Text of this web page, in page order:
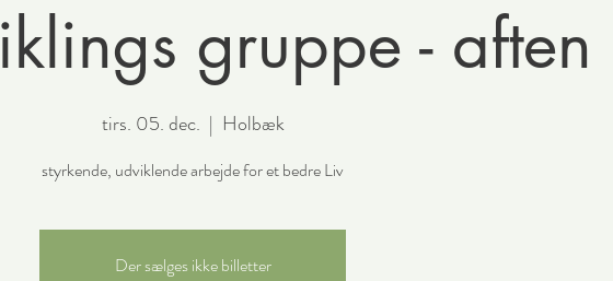
gruppe - aften
tirs. 05. dec.
  |
Holbæk
styrkende, udviklende arbejde for et bedre Liv
Der sælges ikke billetter